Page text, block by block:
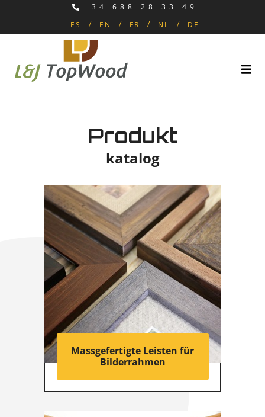
+34 688 28 33 49
ES
EN FR NL DE
Produkt
katalog
Massgefertigte Leisten für
Bilderrahmen